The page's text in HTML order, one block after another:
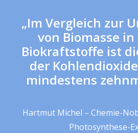
„Im Vergleich zur
von Biomasse
Biokraftstoffe ist
der
mindestens
Hartmut Michel – Chemie-
Photosynthese-